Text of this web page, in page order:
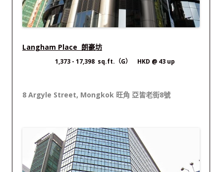
Langham Place 朗豪坊
1,373 - 17,398 sq.ft.（G） HKD @ 43 up
8 Argyle Street, Mongkok 旺角 亞皆老街8號